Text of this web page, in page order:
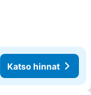
Katso hinnat